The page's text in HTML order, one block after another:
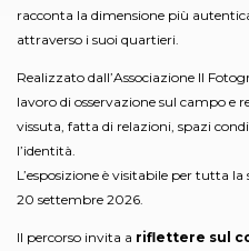
racconta la dimensione più
attraverso i suoi quartieri.
Realizzato dall’Associazione Il
lavoro di osservazione sul campo e
vissuta, fatta di relazioni, spazi
l’identità.
L’esposizione è visitabile per tutta
20 settembre 2026.
Il percorso invita a riflettere sul